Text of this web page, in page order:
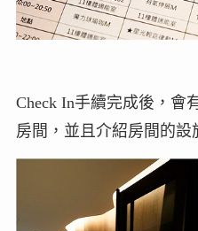
Check In手續完成後，會
房間，並且介紹房間的設